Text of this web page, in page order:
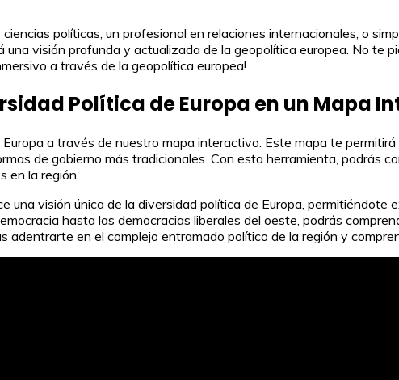
políticas, un profesional en relaciones internacionales, o
visión profunda y actualizada de la geopolítica europea. No te
a través de la geopolítica europea!
Política de Europa en un Mapa
a través de nuestro mapa interactivo. Este mapa te
de gobierno más tradicionales. Con esta herramienta, podrás
en la región.
una visión única de la diversidad política de Europa,
hasta las democracias liberales del oeste, podrás
adentrarte en el complejo entramado político de la región y